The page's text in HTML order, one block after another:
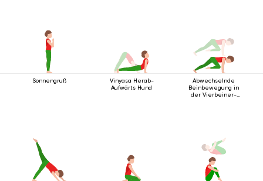
Sonnengruß
Vinyasa Herab-
Aufwärts Hund
Abwechselnde
Beinbewegung in
der Vierbeiner-